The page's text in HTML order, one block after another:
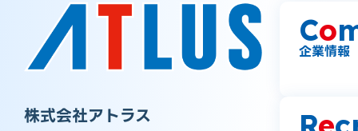
株式会社アトラス
Co
企業情報